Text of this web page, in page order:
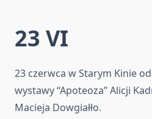
23 VI
23 czerwca w Starym Kinie
wystawy “Apoteoza” Alicji
Macieja Dowgiałło.